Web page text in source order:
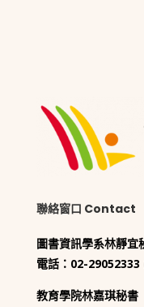
聯絡窗口 Contact
圖書資訊學系林靜宜
電話：02-29052333
教育學院林嘉琪秘書